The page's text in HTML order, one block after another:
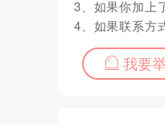
3、如果你加上
4、如果联系方
我要